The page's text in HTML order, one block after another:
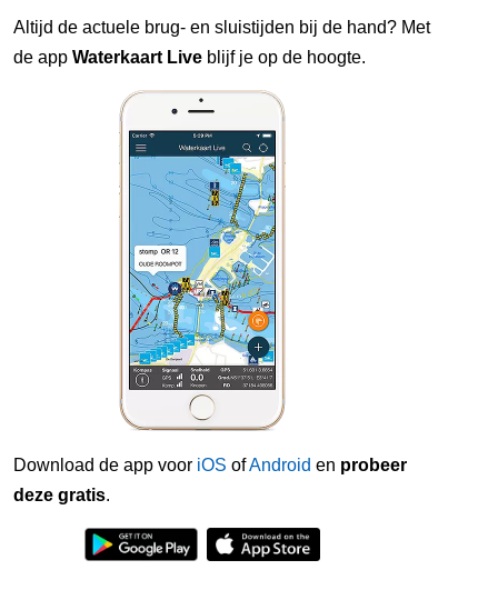
Altijd de actuele brug- en sluistijden bij de hand? Met
de app Waterkaart Live blijf je op de hoogte.
Download de app voor iOS ofAndroid en probeer
deze gratis.